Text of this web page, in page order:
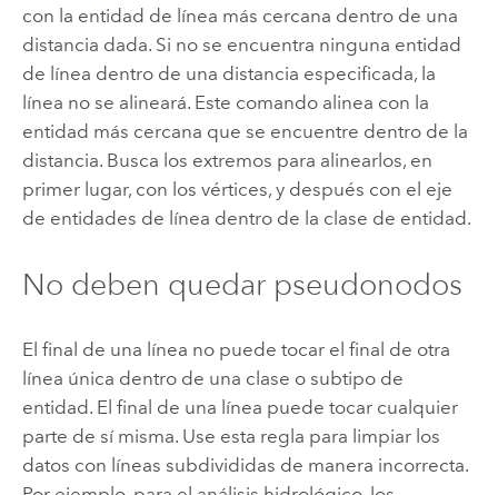
con la entidad de línea más cercana dentro de una
distancia dada. Si no se encuentra ninguna entidad
de línea dentro de una distancia especificada, la
línea no se alineará. Este comando alinea con la
entidad más cercana que se encuentre dentro de la
distancia. Busca los extremos para alinearlos, en
primer lugar, con los vértices, y después con el eje
de entidades de línea dentro de la clase de entidad.
No deben quedar pseudonodos
El final de una línea no puede tocar el final de otra
línea única dentro de una clase o subtipo de
entidad. El final de una línea puede tocar cualquier
parte de sí misma. Use esta regla para limpiar los
datos con líneas subdivididas de manera incorrecta.